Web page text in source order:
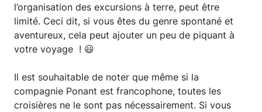
l’organisation des excursions à terre, peut être
limité. Ceci dit, si vous êtes du genre spontané et
aventureux, cela peut ajouter un peu de piquant à
votre voyage ! 😃
Il est souhaitable de noter que même si la
compagnie Ponant est francophone, toutes les
croisières ne le sont pas nécessairement. Si vous